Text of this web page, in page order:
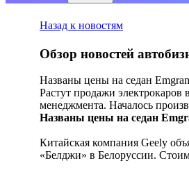
Назад к новостям
Обзор новостей
Названы цены на седан
Растут продажи
менеджмента. Началось
Названы цены на седан
Китайская компания Geely
«Белджи» в Белоруссии.